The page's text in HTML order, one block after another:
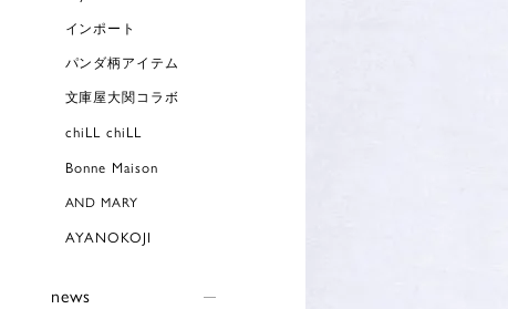
インポート
パンダ柄アイテム
文庫屋大関コラボ
chiLL chiLL
Bonne Maison
AND MARY
AYANOKOJI
news